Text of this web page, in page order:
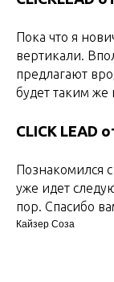
Пока что я
вертикали.
предлагают
будет таким
CLICK LEAD
Познакомился
уже идет
пор. Спасибо
Кайзер Соза